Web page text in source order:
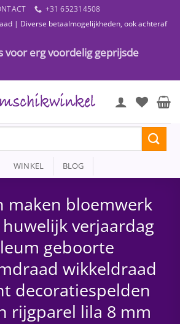
+31 652314508
| Diverse betaalmogelijkheden, ook achteraf
voor erg voordelig geprijsde
WINKEL BLOG
maken bloemwerk
verjaardag
geboorte
wikkeldraad
decoratiespelden
rijgparel lila 8 mm